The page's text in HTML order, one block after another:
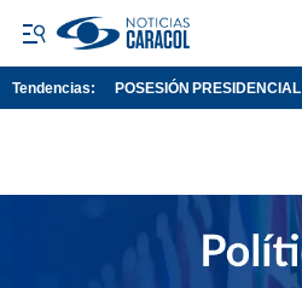
Tendencias: POSESIÓN PRESIDENCIAL